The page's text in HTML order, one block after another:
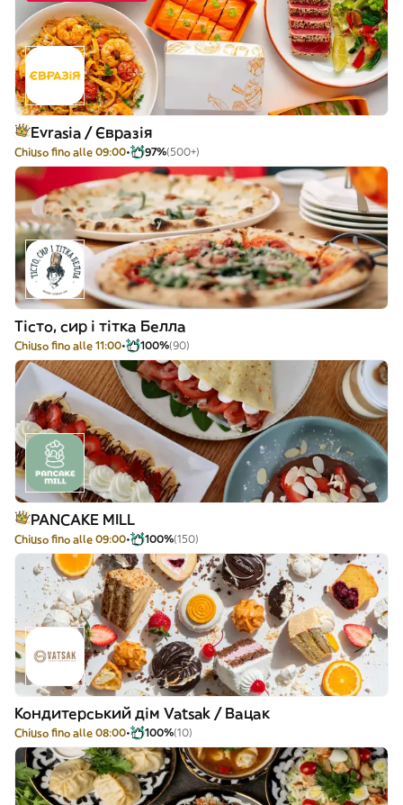
Evrasia / Євразія
Chiuso fino alle 09:00 97%(500+)
Тісто, сир і тітка Белла
Chiuso fino alle 11:00 100%(90)
PANCAKE MILL
Chiuso fino alle 09:00 100%(150)
Кондитерський дім Vatsak / Вацак
Chiuso fino alle 08:00 100%(10)